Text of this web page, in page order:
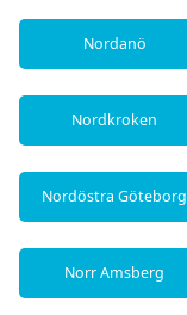
Nordanö
Nordkroken
Nordöstra Göteborg
Norr Amsberg